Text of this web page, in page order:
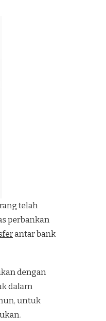
telah
perbankan
antar bank
dengan
dalam
untuk